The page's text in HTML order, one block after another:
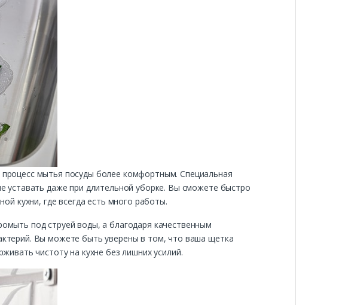
мытья посуды более комфортным. Специальная
уставать даже при длительной уборке. Вы сможете быстро
кухни, где всегда есть много работы.
под струей воды, а благодаря качественным
Вы можете быть уверены в том, что ваша щетка
чистоту на кухне без лишних усилий.